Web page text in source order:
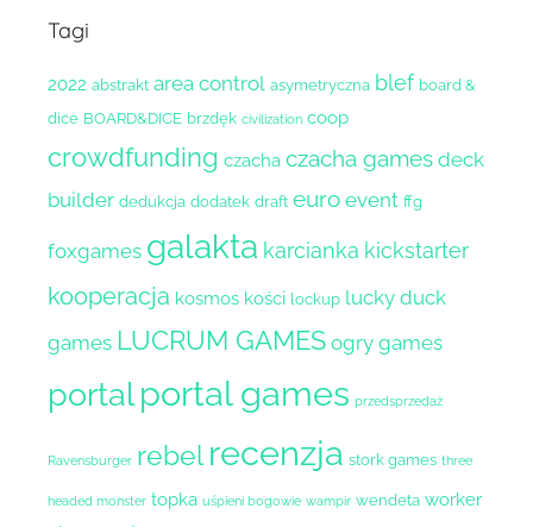
Tagi
2022 abstrakt area control asymetryczna blef board &
dice BOARD&DICE brzdęk civilization coop
crowdfunding czacha czacha games deck
builder dedukcja dodatek draft euro event ffg
foxgames galakta karcianka kickstarter
kooperacja kosmos kości lockup lucky duck
games LUCRUM GAMES ogry games
portalportal games przedsprzedaż
Ravensburger rebel recenzja stork games three
headed monster topka uśpieni bogowie wampir wendeta worker